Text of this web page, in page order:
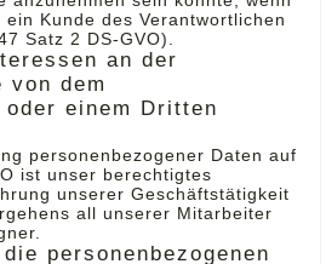
Kunde des Verantwortlichen
Satz 2 DS-GVO).
an der
von dem
einem Dritten
personenbezogener Daten auf
ist unser berechtigtes
unserer Geschäftstätigkeit
all unserer Mitarbeiter
personenbezogenen